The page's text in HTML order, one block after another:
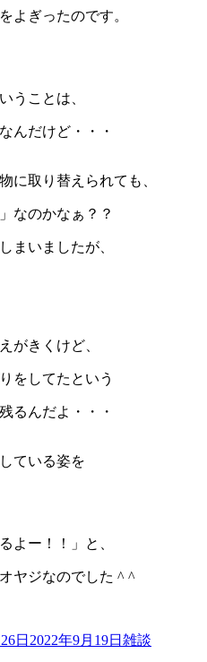
よぎったのです。
うことは、
んだけど・・・
に取り替えられても、
なのかなぁ？？
まいましたが、
がきくけど、
をしてたという
るんだよ・・・
ている姿を
よー！！」と、
ヤジなのでした ^ ^
日 2022年9月19日ゴ
雑談